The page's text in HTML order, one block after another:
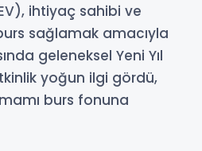
ihtiyaç sahibi ve
sağlamak amacıyla
geleneksel Yeni Yıl
yoğun ilgi gördü,
burs fonuna